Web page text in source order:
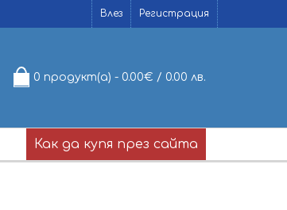
Влез Регистрация
0 продукт(а) - 0.00€ / 0.00 лв.
Как да купя през сайта